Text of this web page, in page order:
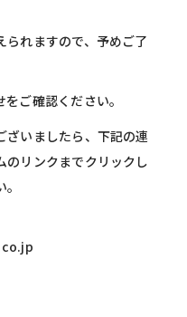
られますので、予めご了
ご確認ください。
ざいましたら、下記の連
のリンクまでクリックし